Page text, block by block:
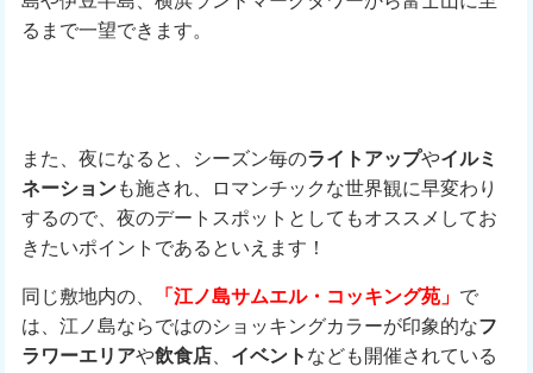
るまで一望できます。
また、夜になると、シーズン毎のライトアップやイルミ
ネーションも施され、ロマンチックな世界観に早変わり
するので、夜のデートスポットとしてもオススメしてお
きたいポイントであるといえます！
同じ敷地内の、 「江ノ島サムエル・コッキング苑」 で
は、江ノ島ならではのショッキングカラーが印象的なフ
ラワーエリアや飲食店、 イベント なども開催されている